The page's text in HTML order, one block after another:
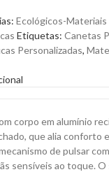
Ecológicos-Materiais
Etiquetas: Canetas
Personalizadas,
corpo em alumínio
que alia conforto
de pulsar
sensíveis ao toque.